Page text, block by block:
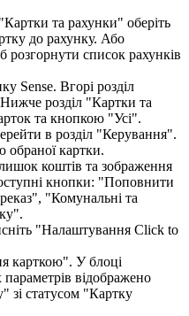
"Картки та рахунки" оберіть
тку до рахунку. Або
б розгорнути список рахунків
ерейти в розділ "Керування".
сніть "Налаштування Click to